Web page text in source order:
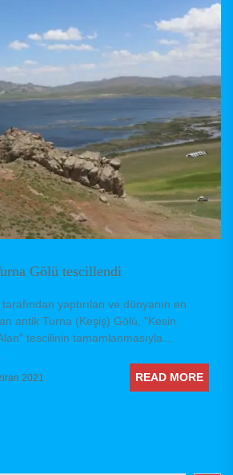
Gölü tescillendi
yaptırılan ve dünyanın en
antik Turna (Keşiş) Gölü, "Kesin
tescilinin tamamlanmasıyla
2021 READ MORE